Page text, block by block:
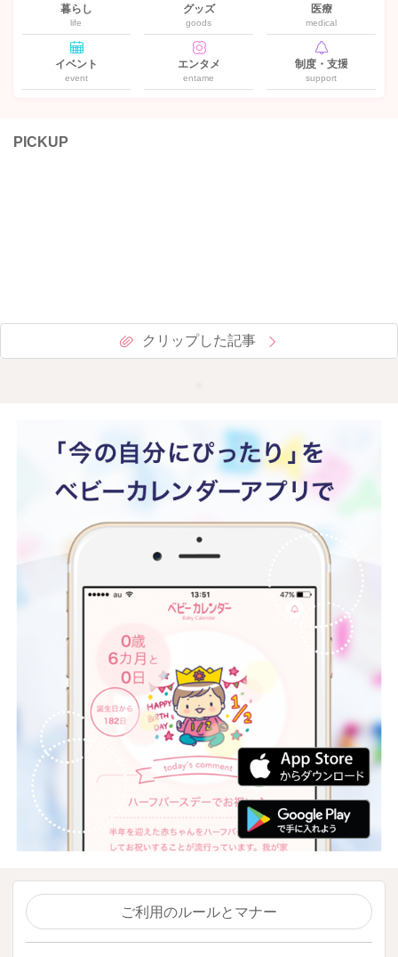
暮らし
life
グッズ
goods
医療
medical
イベント
event
エンタメ
entame
制度・支援
support
PICKUP
クリップした記事
ご利用のルールとマナー